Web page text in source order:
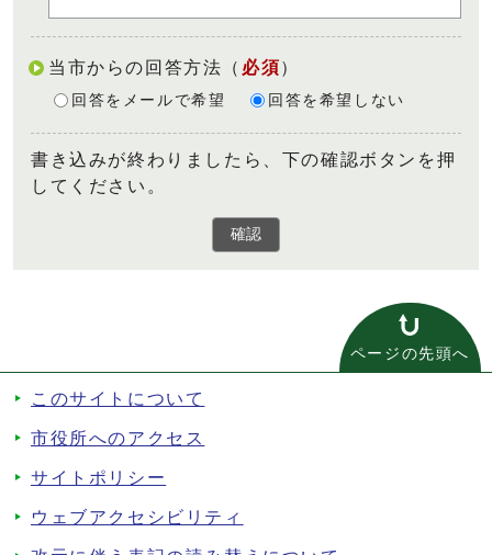
当市からの回答方法 （ 必須）
回答をメールで希望 回答を希望しない
書き込みが終わりましたら、下の確認ボタンを押
してください。
確認
ページの先頭へ
このサイトについて
市役所へのアクセス
サイトポリシー
ウェブアクセシビリティ